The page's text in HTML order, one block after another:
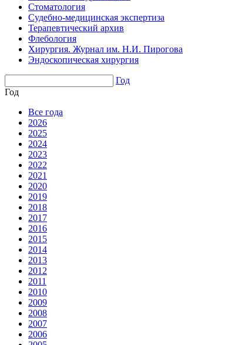
Стоматология
Судебно-медицинская экспертиза
Терапевтический архив
Флебология
Хирургия. Журнал им. Н.И. Пирогова
Эндоскопическая хирургия
Год
Год
Все года
2026
2025
2024
2023
2022
2021
2020
2019
2018
2017
2016
2015
2014
2013
2012
2011
2010
2009
2008
2007
2006